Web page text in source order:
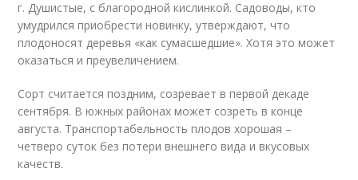
г. Душистые, с благородной кислинкой. Садоводы, кто
умудрился приобрести новинку, утверждают, что
плодоносят деревья «как сумасшедшие». Хотя это может
оказаться и преувеличением.
Сорт считается поздним, созревает в первой декаде
сентября. В южных районах может созреть в конце
августа. Транспортабельность плодов хорошая –
четверо суток без потери внешнего вида и вкусовых
качеств.